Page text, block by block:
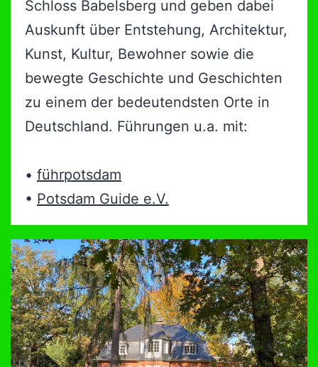
Schloss Babelsberg und geben dabei
Auskunft über Entstehung, Architektur,
Kunst, Kultur, Bewohner sowie die
bewegte Geschichte und Geschichten
zu einem der bedeutendsten Orte in
Deutschland. Führungen u.a. mit:
• führpotsdam
• Potsdam Guide e.V.